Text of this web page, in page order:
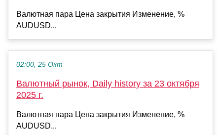
Валютная пара Цена закрытия Изменение, %
AUDUSD...
02:00, 25 Окт
Валютный рынок, Daily history за 23 октября
2025 г.
Валютная пара Цена закрытия Изменение, %
AUDUSD...